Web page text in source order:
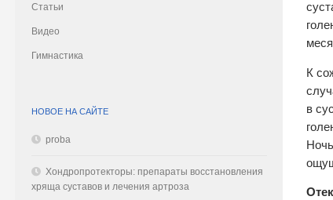
К
в
Статьи
Видео
Гимнастика
НОВОЕ НА САЙТЕ
proba
Хондропротекторы: препараты восстановления
хряща суставов и лечения артроза